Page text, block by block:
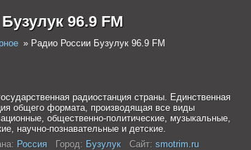
96.9 FM
Радио России Бузулук 96.9 FM
радиостанция страны. Единственная
общего формата, производящая все виды
общественно-политические, музыкальные,
научно-познавательные и детские.
Россия Город: Бузулук Сайт: smotrim.ru